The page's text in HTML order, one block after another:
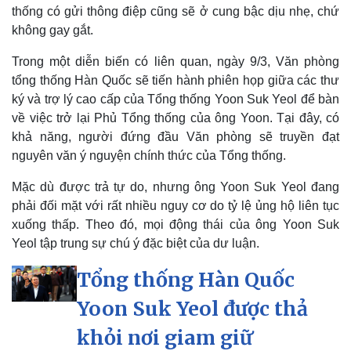
Kinh tế
Bất động sản
Thị trường
Giá vàng
Tiêu dùng
Chứng khoán
thống có gửi thông điệp cũng sẽ ở cung bậc dịu nhẹ, chứ
không gay gắt.
Trong một diễn biến có liên quan, ngày 9/3, Văn phòng
tổng thống Hàn Quốc sẽ tiến hành phiên họp giữa các thư
ký và trợ lý cao cấp của Tổng thống Yoon Suk Yeol để bàn
về việc trở lại Phủ Tổng thống của ông Yoon. Tại đây, có
khả năng, người đứng đầu Văn phòng sẽ truyền đạt
nguyên văn ý nguyện chính thức của Tổng thống.
Mặc dù được trả tự do, nhưng ông Yoon Suk Yeol đang
phải đối mặt với rất nhiều nguy cơ do tỷ lệ ủng hộ liên tục
xuống thấp. Theo đó, mọi động thái của ông Yoon Suk
Yeol tập trung sự chú ý đặc biệt của dư luận.
Tổng thống Hàn Quốc
Yoon Suk Yeol được thả
khỏi nơi giam giữ